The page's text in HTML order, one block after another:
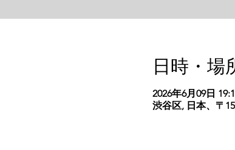
日時・場
2026年6月09日
渋谷区, 日本、〒